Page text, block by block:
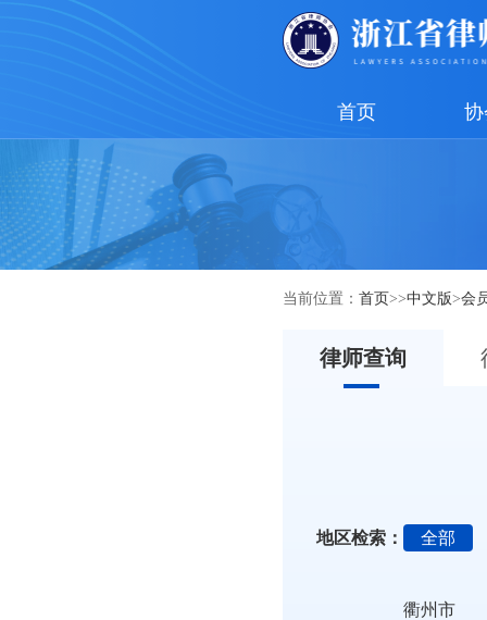
首页
当前位置： 首页>>中文版>会
律师查询
地区检索： 全部
衢州市